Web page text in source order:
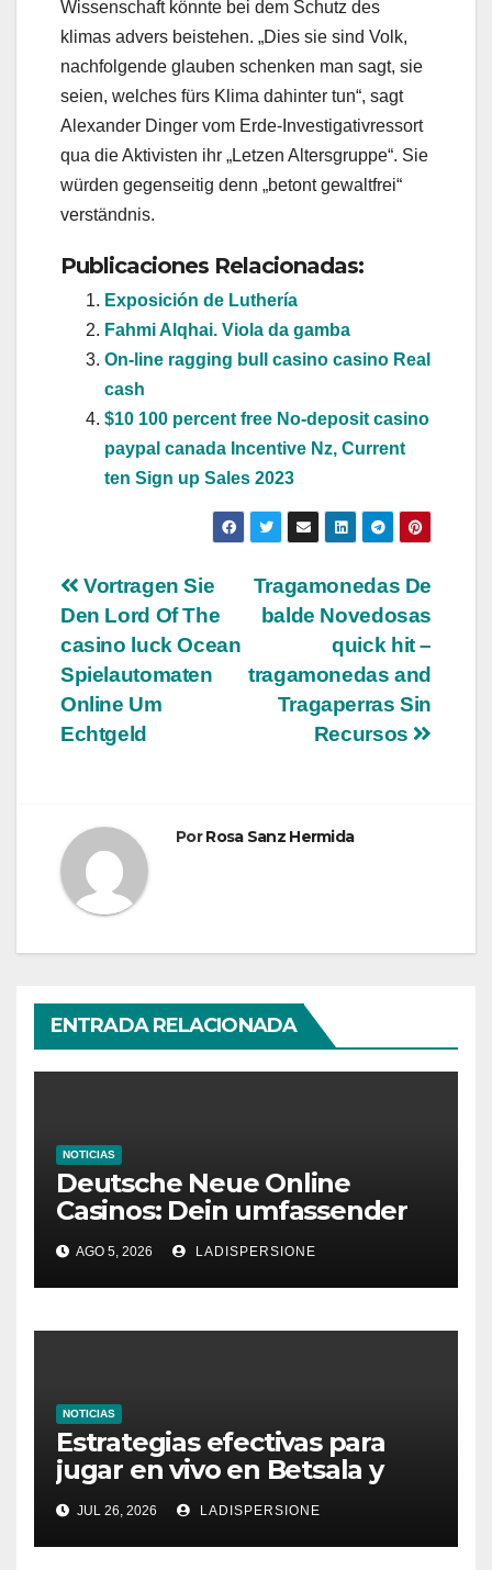
Wissenschaft könnte bei dem Schutz des
klimas advers beistehen. „Dies sie sind Volk,
nachfolgende glauben schenken man sagt, sie
seien, welches fürs Klima dahinter tun“, sagt
Alexander Dinger vom Erde-Investigativressort
qua die Aktivisten ihr „Letzen Altersgruppe“. Sie
würden gegenseitig denn „betont gewaltfrei“
verständnis.
Publicaciones Relacionadas:
Exposición de Luthería
Fahmi Alqhai. Viola da gamba
On-line ragging bull casino casino Real
cash
$10 100 percent free No-deposit casino
paypal canada Incentive Nz, Current
ten Sign up Sales 2023
Navegación
de
entradas
Tragamonedas De
balde Novedosas
quick hit –
tragamonedas and
Tragaperras Sin
Recursos
Vortragen Sie
Den Lord Of The
casino luck Ocean
Spielautomaten
Online Um
Echtgeld
PorRosa Sanz Hermida
ENTRADA RELACIONADA
NOTICIAS
Deutsche Neue Online
Casinos: Dein umfassender
Ratgeber für moderne
Glücksspielplattformen
AGO 5, 2026 LADISPERSIONE
NOTICIAS
Estrategias efectivas para
jugar en vivo en Betsala y
aumentar tus ganancias
JUL 26, 2026 LADISPERSIONE